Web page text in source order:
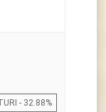
- 32.88%